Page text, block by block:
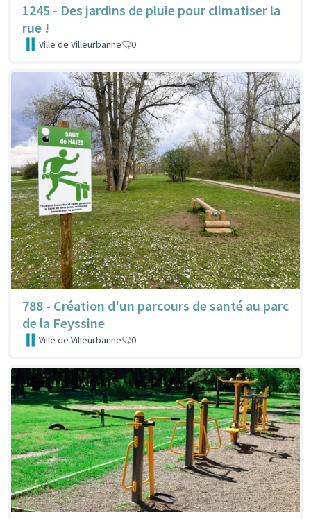
1245 - Des jardins de pluie pour climatiser la
rue !
Ville de Villeurbanne 0
788 - Création d'un parcours de santé au parc
de la Feyssine
Ville de Villeurbanne 0